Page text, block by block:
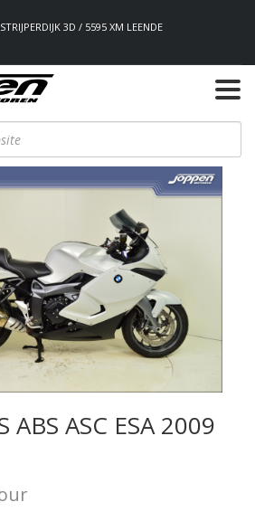
3D / 5595 XM LEENDE
ABS ASC ESA 2009